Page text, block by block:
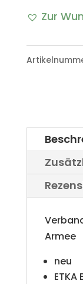
Iltis
Menge
Zur
l
r
n
Armee
neu